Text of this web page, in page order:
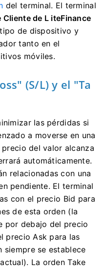
del terminal. El terminal
Cliente de L iteFinance
de dispositivo y
tanto en el
móviles.
(S/L) y el "Ta
las pérdidas si
a moverse en una
precio del valor alcanza
automáticamente.
relacionadas con una
pendiente. El terminal
con el precio Bid para
de esta orden (la
por debajo del precio
precio Ask para las
se establece
La orden Take